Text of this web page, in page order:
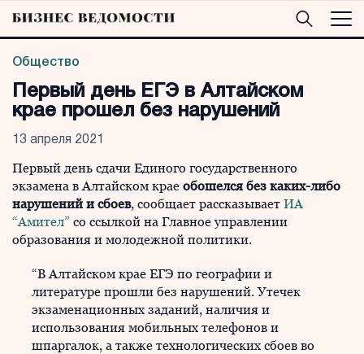
Общество
Первый день ЕГЭ в Алтайском
крае прошел без нарушений
13 апреля 2021
Первый день сдачи Единого государственного
экзамена в Алтайском крае обошелся без каких-либо
нарушений и сбоев, сообщает рассказывает ИА
“Амител” со ссылкой на Главное управлении
образования и молодежной политики.
“В Алтайском крае ЕГЭ по географии и
литературе прошли без нарушений. Утечек
экзаменационных заданий, наличия и
использования мобильных телефонов и
шпаргалок, а также технологических сбоев во